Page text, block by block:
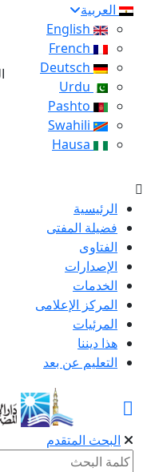
العربية
الرئيسية
فضيلة المفتى
الفتاوى
الإصدارات
الخدمات
المركز الإعلامى
المرئيات
هذا ديننا
التعليم عن بعد
البحث المتقدم